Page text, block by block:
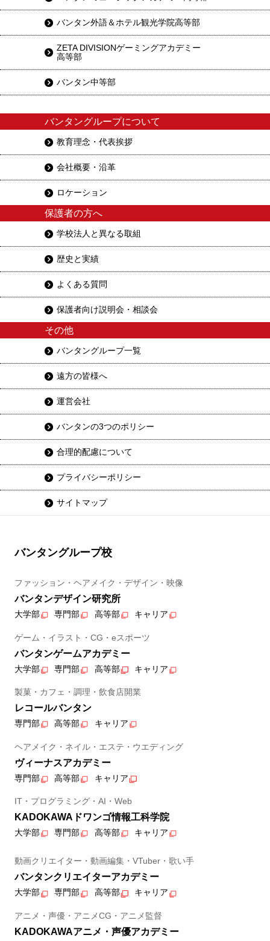
バンタン外語＆ホテル観光学院高等部
ZETA DIVISIONゲーミングアカデミー
高等部
バンタン中等部
バンタングループについて
教育理念・代表挨拶
会社概要・沿革
ロケーション
保護者の方へ
学校法人と異なる取組
歴史と実績
よくある質問
保護者向け説明会・相談会
その他
バンタングループ一覧
遠方の皆様へ
運営会社
バンタンの3つのポリシー
合理的配慮について
プライバシーポリシー
サイトマップ
バンタングループ校
ファッション・ヘアメイク・デザイン・映像
バンタンデザイン研究所
大学部 専門部 高等部 キャリア
ゲーム・イラスト・CG・eスポーツ
バンタンゲームアカデミー
大学部 専門部 高等部 キャリア
製菓・カフェ・調理・飲食店開業
レコールバンタン
専門部 高等部 キャリア
ヘアメイク・ネイル・エステ・ウエディング
ヴィーナスアカデミー
専門部 高等部 キャリア
IT・プログラミング・AI・Web
KADOKAWAドワンゴ情報工科学院
大学部 専門部 高等部 キャリア
動画クリエイター・動画編集・VTuber・歌い手
バンタンクリエイターアカデミー
大学部 専門部 高等部 キャリア
アニメ・声優・アニメCG・アニメ監督
KADOKAWAアニメ・声優アカデミー